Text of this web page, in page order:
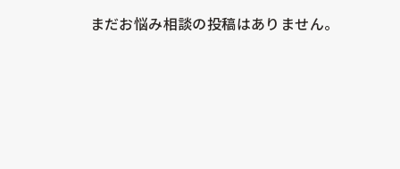
まだお悩み相談の投稿はありません。